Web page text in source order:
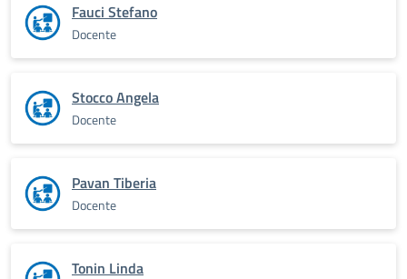
Fauci Stefano
Docente
Stocco Angela
Docente
Pavan Tiberia
Docente
Tonin Linda